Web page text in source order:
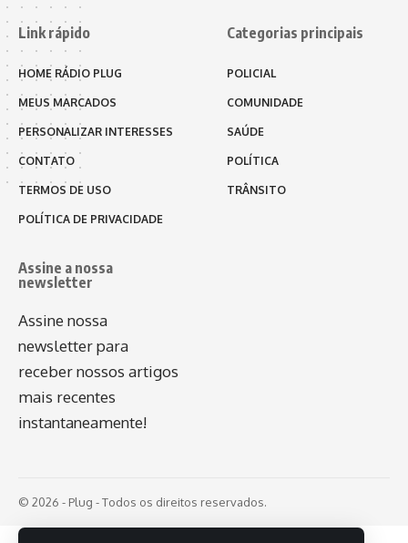
Link rápido
HOME RÁDIO PLUG
MEUS MARCADOS
PERSONALIZAR INTERESSES
CONTATO
TERMOS DE USO
POLÍTICA DE PRIVACIDADE
Categorias principais
POLICIAL
COMUNIDADE
SAÚDE
POLÍTICA
TRÂNSITO
Assine a nossa
newsletter
Assine nossa
newsletter para
receber nossos artigos
mais recentes
instantaneamente!
© 2026 - Plug - Todos os direitos reservados.